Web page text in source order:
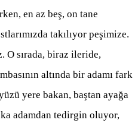
en az beş, on tane
takılıyor peşimize.
O sırada, biraz ileride,
altında bir adamı fark
yere bakan, baştan ayağa
adamdan tedirgin oluyor,